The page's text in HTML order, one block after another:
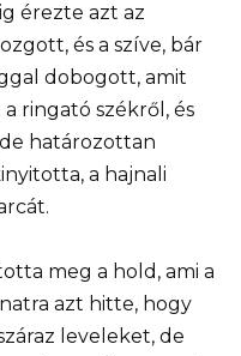
érezte azt az
és a szíve, bár
dobogott, amit
ringató székről, és
határozottan
a hajnali
meg a hold, ami a
azt hitte, hogy
leveleket, de